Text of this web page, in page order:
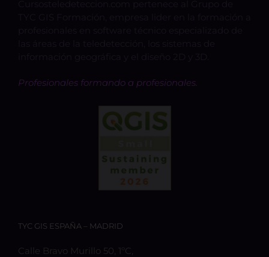
Profesionales formando a profesionales.
TYC GIS ESPAÑA – MADRID
Calle Bravo Murillo 50, 1ºC,